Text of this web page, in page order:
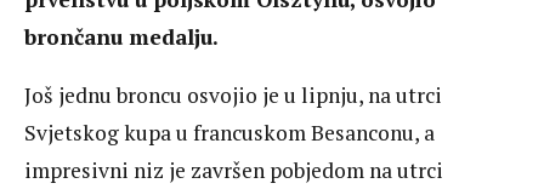
brončanu medalju.
Još jednu broncu osvojio je u lipnju, na utrci
Svjetskog kupa u francuskom Besanconu, a
impresivni niz je završen pobjedom na utrci